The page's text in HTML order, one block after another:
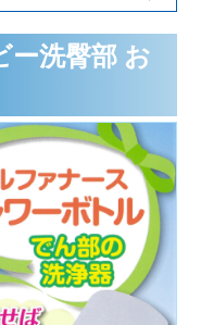
ー洗臀部 お